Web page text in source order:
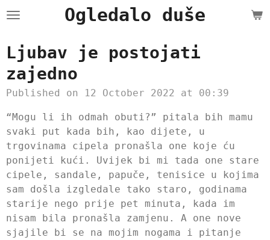
Skip
content
Ogledalo duše
Ljubav je postojati
zajedno
Published on 12 October 2022 at 00:39
“Mogu li ih odmah obuti?” pitala bih mamu
svaki put kada bih, kao dijete, u
trgovinama cipela pronašla one koje ću
ponijeti kući. Uvijek bi mi tada one stare
cipele, sandale, papuče, tenisice u kojima
sam došla izgledale tako staro, godinama
starije nego prije pet minuta, kada im
nisam bila pronašla zamjenu. A one nove
sjajile bi se na mojim nogama i pitanje